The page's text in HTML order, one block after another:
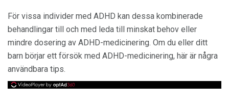
För vissa individer med ADHD kan dessa kombinerade
behandlingar till och med leda till minskat behov eller
mindre dosering av ADHD-medicinering. Om du eller ditt
barn börjar ett försök med ADHD-medicinering, här är några
användbara tips.